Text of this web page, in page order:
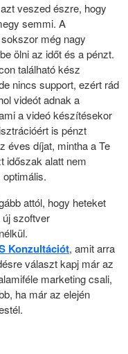
veszed észre, hogy
semmi. A
még nagy
ölni az időt és a pénzt.
található kész
nincs support, ezért rád
videót adnak a
a videó készítésekor
is pénzt
éves díjat, mintha a Te
időszak alatt nem
attól, hogy heteket
szoftver
Konzultációt, amit arra
választ kapj már az
marketing csali,
ha már az elején